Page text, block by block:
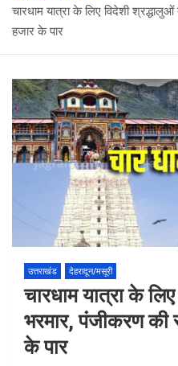
चारधाम यात्रा के लिए विदेशी
हजार के पार
उत्तराखंड देहरादून/मसूरी
चारधाम यात्रा के
भरमार, पंजीकरण की
के पार